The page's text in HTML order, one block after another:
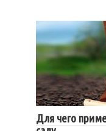
Для чего